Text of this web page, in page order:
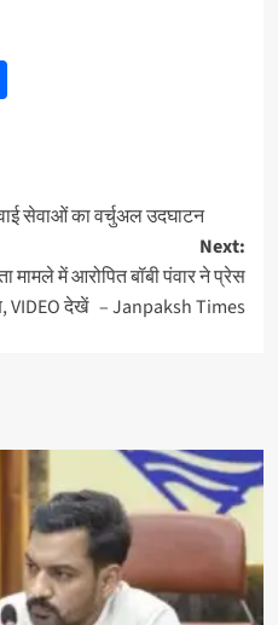
Share
सेवाओं का वर्चुअल उदघाटन
Next:
मामले में आरोपित बॉबी पंवार ने प्रेस
VIDEO देखें – Janpaksh Times